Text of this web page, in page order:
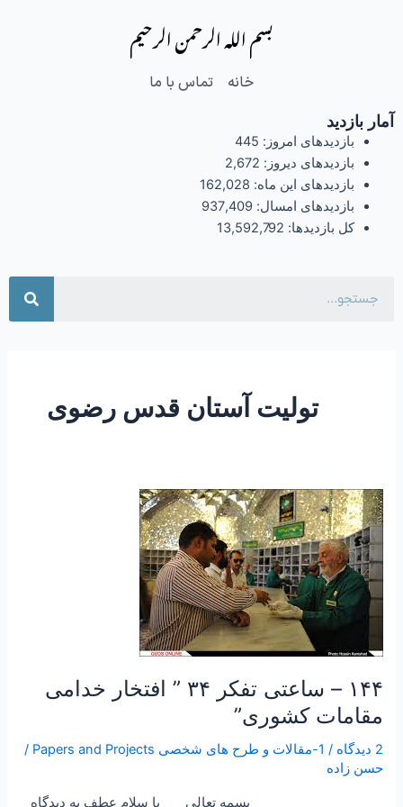
بسم الله الرحمن الرحیم
خانه تماس با ما
آمار بازدید
بازدیدهای امروز: 445
بازدیدهای دیروز: 2,672
بازدیدهای این ماه: 162,028
بازدیدهای امسال: 937,409
کل بازدیدها: 13,592,792
تولیت آستان قدس رضوی
۱۴۴ – ساعتی تفکر ۳۴ ” افتخار خدامی
مقامات کشوری”
2 دیدگاه / 1-مقالات و طرح های شخصی Papers and Projects
/
حسن زاده
بسمه تعالی با سلام عطف به دیدگاه
۱۴۴
–
ساعتی
تفکر
۳۴
”
خدامی
کشوری”